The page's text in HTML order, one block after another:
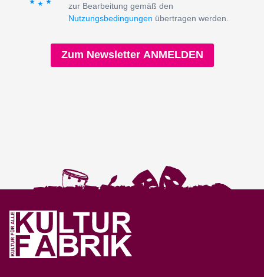
zur Bearbeitung gemäß den
Nutzungsbedingungen übertragen werden.
Zum Newsletter ANMELDEN